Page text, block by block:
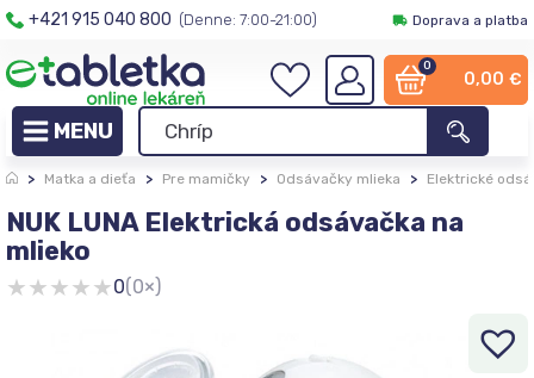
+421 915 040 800 (Denne: 7:00-21:00) Doprava a platba
0
0,00 €
> Matka a dieťa > Pre mamičky > Odsávačky mlieka > Elektrické
NUK LUNA Elektrická odsávačka na
mlieko
★★★★★0(0×)